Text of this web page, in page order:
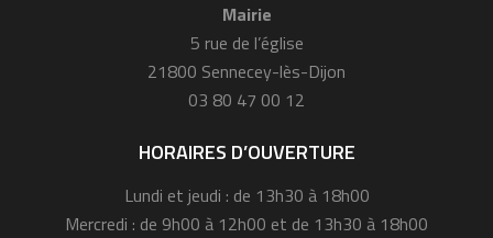
Mairie
5 rue de l’église
21800 Sennecey-lès-Dijon
03 80 47 00 12
HORAIRES D’OUVERTURE
Lundi et jeudi : de 13h30 à 18h00
Mercredi : de 9h00 à 12h00 et de 13h30 à 18h00